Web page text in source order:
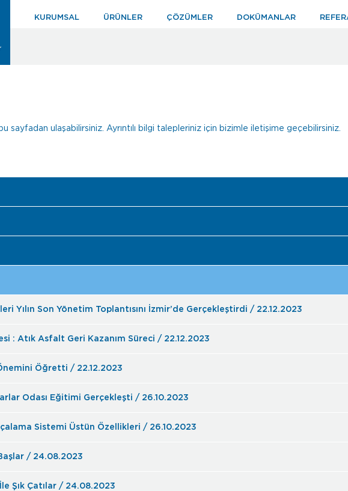
KURUMSAL ÜRÜNLER ÇÖZÜMLER DOKÜMANLAR
sayfadan ulaşabilirsiniz. Ayrıntılı bilgi talepleriniz için bizimle iletişime geçebilirsiniz.
Yılın Son Yönetim Toplantısını İzmir’de Gerçekleştirdi / 22.12.2023
: Atık Asfalt Geri Kazanım Süreci / 22.12.2023
Öğretti / 22.12.2023
Odası Eğitimi Gerçekleşti / 26.10.2023
Sistemi Üstün Özellikleri / 26.10.2023
/ 24.08.2023
Şık Çatılar / 24.08.2023